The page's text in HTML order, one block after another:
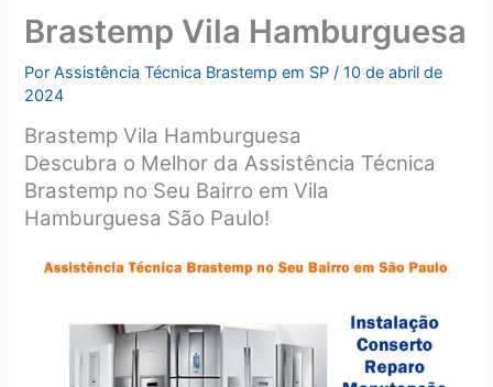
Brastemp Vila Hamburguesa
PorAssistência Técnica Brastemp em SP /10 de abril de
2024
Brastemp Vila Hamburguesa
Descubra o Melhor da Assistência Técnica
Brastemp no Seu Bairro em Vila
Hamburguesa São Paulo!